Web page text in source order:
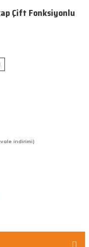
Çift Fonksiyonlu
indirimi)